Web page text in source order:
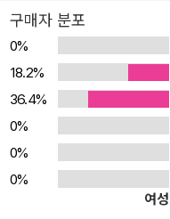
자유세계질서를 구축해온 미
(재)완성을 열망하는 패권하
오늘날 구조적 변동의 의미
초국적-탈베스트팔렌적 기
기획에 의해 잠식되는 현재
으로 분석함으로써, 미래 세
의 목표이다. 이는 최근 정
즘/민족주의의 귀환과 반동
구매자 분포
0%
18.2%
36.4%
0%
0%
0%
여성